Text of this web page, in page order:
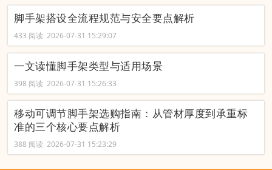
脚手架搭设全流程规范与安全要点解析
433 阅读 2026-07-31 15:29:07
一文读懂脚手架类型与适用场景
398 阅读 2026-07-31 15:26:33
移动可调节脚手架选购指南：从管材厚度到承重标
准的三个核心要点解析
388 阅读 2026-07-31 15:23:29